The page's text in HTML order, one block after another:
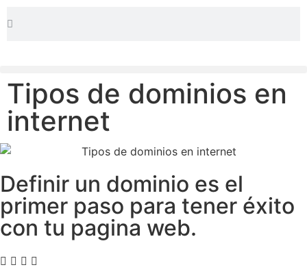
Tipos de dominios en
internet
Definir un dominio es el
primer paso para tener éxito
con tu pagina web.